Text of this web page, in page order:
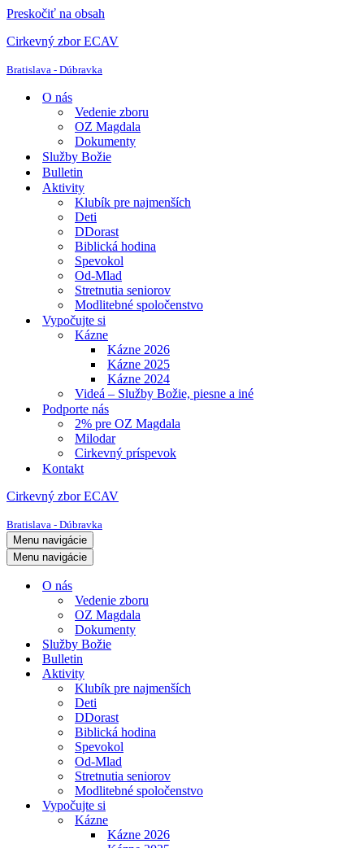
Preskočiť na obsah
Cirkevný zbor ECAV
Bratislava - Dúbravka
O nás
Vedenie zboru
OZ Magdala
Dokumenty
Služby Božie
Bulletin
Aktivity
Klubík pre najmenších
Deti
DDorast
Biblická hodina
Spevokol
Od-Mlad
Stretnutia seniorov
Modlitebné spoločenstvo
Vypočujte si
Kázne
Kázne 2026
Kázne 2025
Kázne 2024
Videá – Služby Božie, piesne a iné
Podporte nás
2% pre OZ Magdala
Milodar
Cirkevný príspevok
Kontakt
Cirkevný zbor ECAV
Bratislava - Dúbravka
Menu navigácie
Menu navigácie
O nás
Vedenie zboru
OZ Magdala
Dokumenty
Služby Božie
Bulletin
Aktivity
Klubík pre najmenších
Deti
DDorast
Biblická hodina
Spevokol
Od-Mlad
Stretnutia seniorov
Modlitebné spoločenstvo
Vypočujte si
Kázne
Kázne 2026